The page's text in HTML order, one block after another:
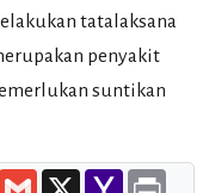
tatalaksana
penyakit
suntikan
Messenger
Gmail X
Yahoo